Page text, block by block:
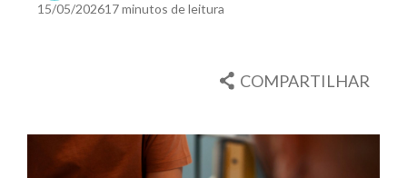
15/05/202617 minutos de leitura
COMPARTILHAR